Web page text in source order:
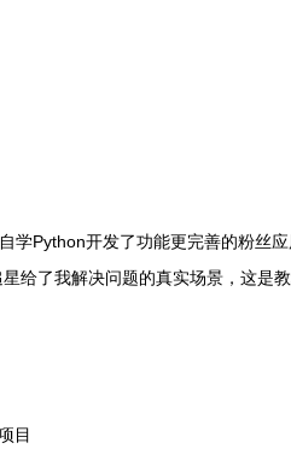
学Python开发了功能更完善的粉
给了我解决问题的真实场景，这是
目